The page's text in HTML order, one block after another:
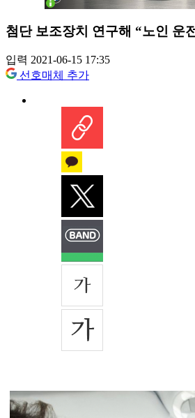
첨단 보조장치 연구해 “노인 운
입력 2021-06-15 17:35
선호매체 추가